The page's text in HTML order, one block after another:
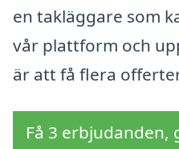
en takläggare som
vår plattform och
är att få flera
Få 3 erbjudanden,